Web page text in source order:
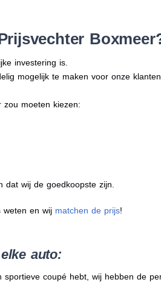
investering is.
mogelijk te maken voor onze
zou moeten kiezen:
dat wij de goedkoopste zijn.
weten en wij matchen de prijs!
auto:
coupé hebt, wij hebben de